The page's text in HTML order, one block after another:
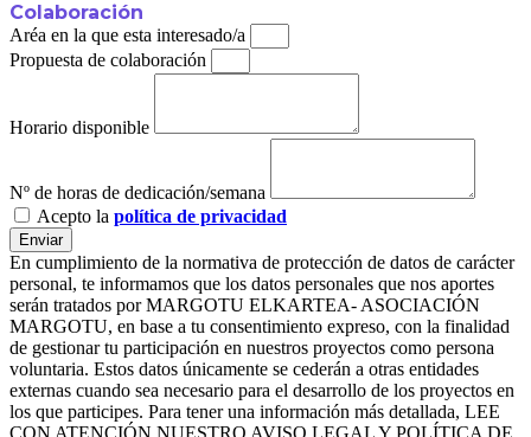
Colaboración
Aréa en la que esta interesado/a
Propuesta de colaboración
Horario disponible
Nº de horas de dedicación/semana
Acepto la política de privacidad
Enviar
En cumplimiento de la normativa de protección de datos de carácter
personal, te informamos que los datos personales que nos aportes
serán tratados por MARGOTU ELKARTEA- ASOCIACIÓN
MARGOTU, en base a tu consentimiento expreso, con la finalidad
de gestionar tu participación en nuestros proyectos como persona
voluntaria. Estos datos únicamente se cederán a otras entidades
externas cuando sea necesario para el desarrollo de los proyectos en
los que participes. Para tener una información más detallada, LEE